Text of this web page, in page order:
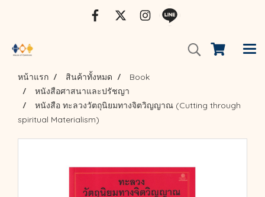
หน้าแรก สินค้าทั้งหมด
Book
หนังสือศาสนาและปรัชญา
หนังสือ ทะลวงวัตถุนิยมทางจิตวิญญาณ (Cutting through
spiritual Materialism)